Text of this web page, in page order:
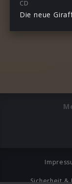
CD
Die neue
Sicherheit &